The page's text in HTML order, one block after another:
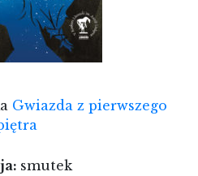
Gwiazda z pierwszego
smutek